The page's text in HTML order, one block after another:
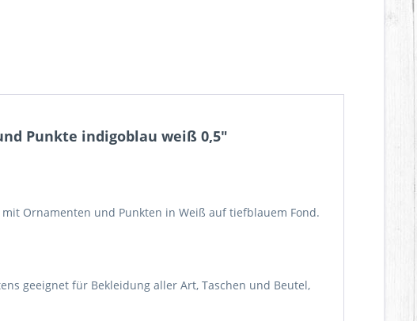
Punkte indigoblau weiß 0,5"
Ornamenten und Punkten in Weiß auf tiefblauem Fond.
geeignet für Bekleidung aller Art, Taschen und Beutel,